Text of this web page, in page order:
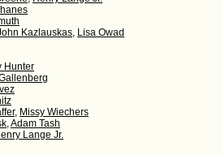
Kazlauskas, Lisa Owad
Hunter
, Missy Wiechers
,Adam Tash
Lange Jr.